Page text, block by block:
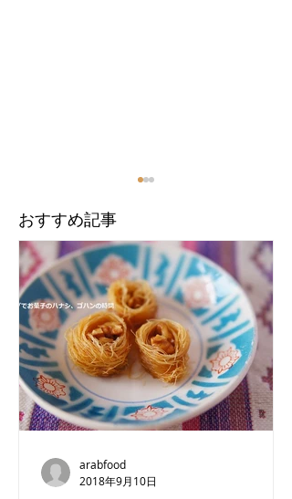
シリアの出入国の記録
2025
​おすすめ記事
arabfood
2018年9月10日